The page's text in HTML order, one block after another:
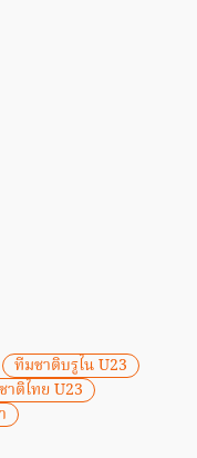
ทีมชาติบรูไน U23
าติไทย U23